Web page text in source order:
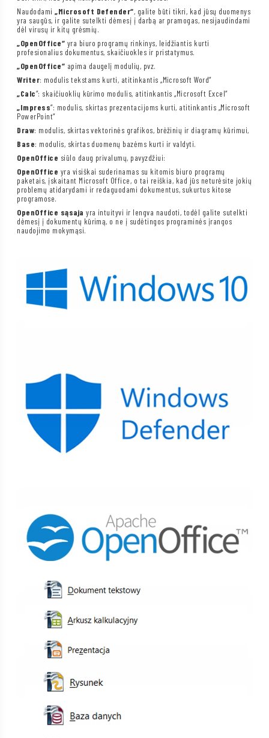
Naudodami„Microsoft Defender“, galite būti tikri, kad jūsų duomenys
yra saugūs, ir galite sutelkti dėmesį į darbą ar pramogas, nesijaudindami
dėl virusų ir kitų grėsmių.
„OpenOffice“ yra biuro programų rinkinys, leidžiantis kurti
profesionalius dokumentus, skaičiuokles ir pristatymus.
„OpenOffice“ apima daugelį modulių, pvz.
Writer: modulis tekstams kurti, atitinkantis „Microsoft Word“
„Calc“: skaičiuoklių kūrimo modulis, atitinkantis „Microsoft Excel“
„Impress“: modulis, skirtas prezentacijoms kurti, atitinkantis „Microsoft
PowerPoint“
Draw: modulis, skirtas vektorinės grafikos, brėžinių ir diagramų kūrimui,
Base: modulis, skirtas duomenų bazėms kurti ir valdyti.
OpenOffice siūlo daug privalumų, pavyzdžiui:
OpenOffice yra visiškai suderinamas su kitomis biuro programų
paketais, įskaitant Microsoft Office, o tai reiškia, kad jūs neturėsite jokių
problemų atidarydami ir redaguodami dokumentus, sukurtus kitose
programose.
OpenOffice sąsaja yra intuityvi ir lengva naudoti, todėl galite sutelkti
dėmesį į dokumentų kūrimą, o ne į sudėtingos programinės įrangos
naudojimo mokymąsi.